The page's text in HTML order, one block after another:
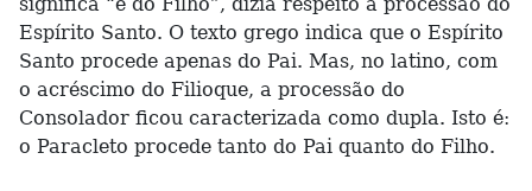
Espírito Santo. O texto grego indica que o Espírito
Santo procede apenas do Pai. Mas, no latino, com
o acréscimo do Filioque, a processão do
Consolador ficou caracterizada como dupla. Isto é:
o Paracleto procede tanto do Pai quanto do Filho.